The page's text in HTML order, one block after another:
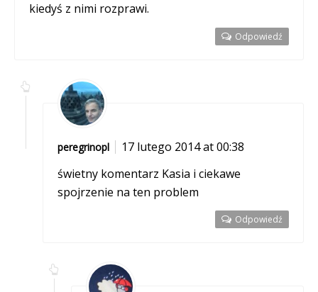
kiedyś z nimi rozprawi.
Odpowiedź
peregrinopl
17 lutego 2014 at 00:38
świetny komentarz Kasia i ciekawe
spojrzenie na ten problem
Odpowiedź